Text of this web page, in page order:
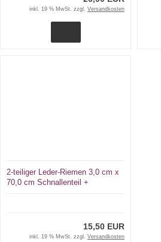
inkl. 19 % MwSt. zzgl. Versandkosten
2-teiliger Leder-Riemen 3,0 cm x
70,0 cm Schnallenteil +
15,50 EUR
inkl. 19 % MwSt. zzgl. Versandkosten